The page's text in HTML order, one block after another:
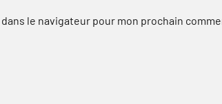
le navigateur pour mon prochain